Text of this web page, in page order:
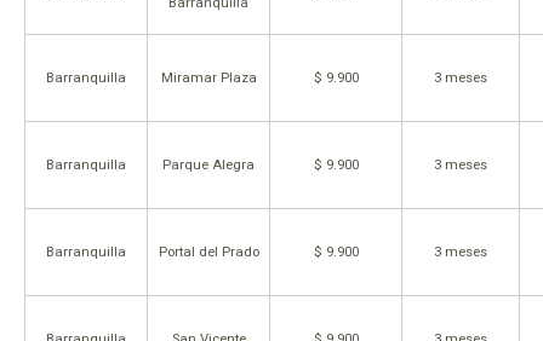
Barranquilla Miramar Plaza $ 9.900 3 meses
Barranquilla Parque Alegra $ 9.900 3 meses
Barranquilla Portal del Prado $ 9.900 3 meses